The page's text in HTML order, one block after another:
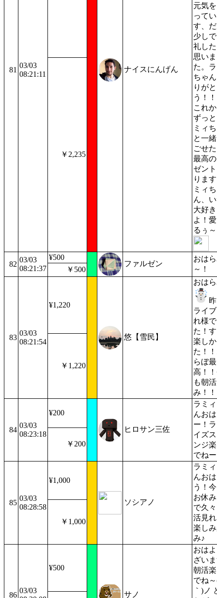
81
03/03
08:21:11
ナイスにんげん
元気
って
す、
少し
礼し
思い
た。
ちゃ
りがと
う！
これ
ずっ
ミィ
と一
ごせ
最高
ゼン
りま
ミィ
ん、
大好
よ！
るぅ
￥2,235
82
03/03
08:21:37
¥500
ファルゼン
おは
～！
￥500
83
03/03
08:21:54
¥1,220
悠【雪民】
おは
ライ
れ様
た！
楽し
た！
らぼ最
高！
も朝
み！！
￥1,220
84
03/03
08:23:18
¥200
ヒロサン三佐
ラミ
んお
ー！
イズ
ンジ
でね
￥200
85
03/03
08:28:58
¥1,000
ソシアノ
ラミ
んお
う！
お休
で久
活見
楽し
み♪
￥1,000
86
03/03
¥500
サノ
おは
ざい
朝活
でね
｀)ノ